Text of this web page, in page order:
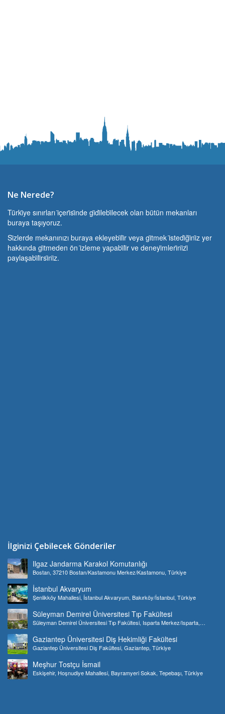
Ne Nerede?
Türki̇ye sınırları i̇çeri̇si̇nde gi̇di̇lebi̇lecek olan bütün mekanları
buraya taşıyoruz.
Si̇zlerde mekanınızı buraya ekleyebi̇li̇r veya gi̇tmek i̇stedi̇ği̇ni̇z yer
hakkında gi̇tmeden ön i̇zleme yapabi̇li̇r ve deneyi̇mleri̇ni̇zi̇
paylaşabi̇li̇rsi̇ni̇z.
İlginizi Çebilecek Gönderiler
Ilgaz Jandarma Karakol Komutanlığı
Bostan, 37210 Bostan/Kastamonu Merkez/Kastamonu, Türkiye
İstanbul Akvaryum
Şenlikköy Mahallesi, İstanbul Akvaryum, Bakırköy/İstanbul, Türkiye
Süleyman Demirel Üniversitesi Tıp Fakültesi
Süleyman Demirel Üniversitesi Tıp Fakültesi, Isparta Merkez/Isparta,
Gaziantep Üniversitesi Diş Hekimliği Fakültesi
Gaziantep Üniversitesi Diş Fakültesi, Gaziantep, Türkiye
Meşhur Tostçu İsmail
Eskişehir, Hoşnudiye Mahallesi, Bayramyeri Sokak, Tepebaşı, Türkiye